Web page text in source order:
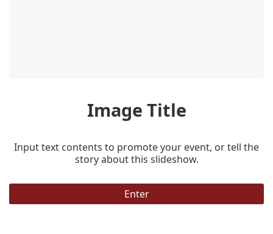
Video Title
Input text contents to promote your event, or tell the
story about this slideshow.
Enter